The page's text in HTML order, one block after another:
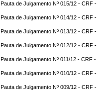
Pauta de Julgamento Nº 015/12 - CRF
Pauta de Julgamento Nº 014/12 - CRF
Pauta de Julgamento Nº 013/12 - CRF
Pauta de Julgamento Nº 012/12 - CRF
Pauta de Julgamento Nº 011/12 - CRF
Pauta de Julgamento Nº 010/12 - CRF
Pauta de Julgamento Nº 009/12 - CRF